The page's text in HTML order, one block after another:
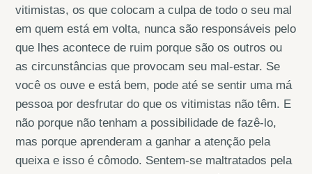
vitimistas, os que colocam a culpa de todo o seu mal
em quem está em volta, nunca são responsáveis pelo
que lhes acontece de ruim porque são os outros ou
as circunstâncias que provocam seu mal-estar. Se
você os ouve e está bem, pode até se sentir uma má
pessoa por desfrutar do que os vitimistas não têm. E
não porque não tenham a possibilidade de fazê-lo,
mas porque aprenderam a ganhar a atenção pela
queixa e isso é cômodo. Sentem-se maltratados pela